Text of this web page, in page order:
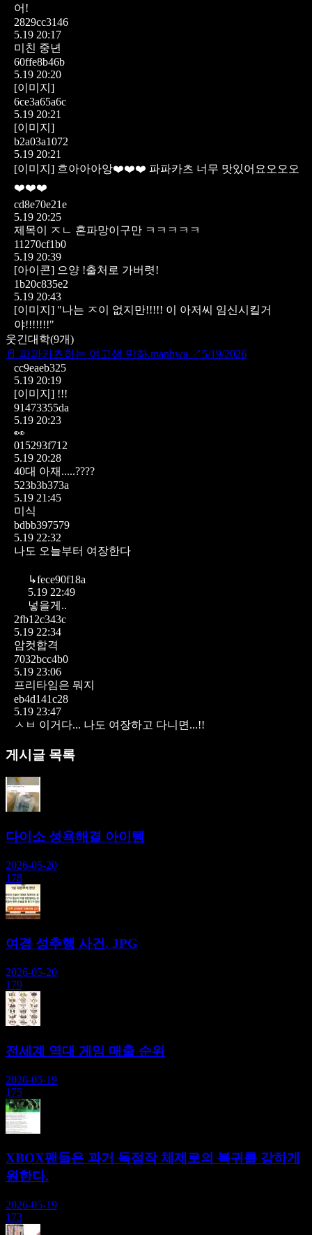
어!
2829cc3146
5.19 20:17
미친 중년
60ffe8b46b
5.19 20:20
[이미지]
6ce3a65a6c
5.19 20:21
[이미지]
b2a03a1072
5.19 20:21
[이미지] 흐아아아앙❤️❤️❤️ 파파카츠 너무 맛있어요오오오
❤️❤️❤️
cd8e70e21e
5.19 20:25
제목이 ㅈㄴ 혼파망이구만 ㅋㅋㅋㅋㅋ
11270cf1b0
5.19 20:39
[아이콘] 으양 !출처로 가버렷!
1b20c835e2
5.19 20:43
[이미지] "나는 ㅈ이 없지만!!!!! 이 아저씨 임신시킬거
야!!!!!!!"
웃긴대학(9개)
📄 파파카츠하는 여고생 만화.manhwa ↗ 5/19/2026
cc9eaeb325
5.19 20:19
[이미지] !!!
91473355da
5.19 20:23
👀
015293f712
5.19 20:28
40대 아재.....????
523b3b373a
5.19 21:45
미식
bdbb397579
5.19 22:32
나도 오늘부터 여장한다
↳fece90f18a
5.19 22:49
넣을게..
2fb12c343c
5.19 22:34
암컷합격
7032bcc4b0
5.19 23:06
프리타임은 뭐지
eb4d141c28
5.19 23:47
ㅅㅂ 이거다... 나도 여장하고 다니면...!!
게시글 목록
다이소 성욕해결 아이템
2026-05-20
178
여경 성추행 사건. JPG
2026-05-20
179
전세계 역대 게임 매출 순위
2026-05-19
175
XBOX팬들은 과거 독점작 체제로의 복귀를 강하게
원한다.
2026-05-19
173